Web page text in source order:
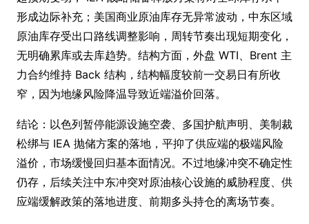
形成边际补充；美国商业原油库存无异常波动，中东区域
原油库存受出口路线调整影响，周转节奏出现短期变化，
无明确累库或去库趋势。结构方面，外盘 WTI、Brent 主
力合约维持 Back 结构，结构幅度较前一交易日有所收
窄，因为地缘风险降温导致近端溢价回落。
结论：以色列暂停能源设施空袭、多国护航声明、美制裁
松绑与 IEA 抛储方案的落地，平抑了供应端的极端风险
溢价，市场缓慢回归基本面情况。不过地缘冲突不确定性
仍存，后续关注中东冲突对原油核心设施的威胁程度、供
应端缓解政策的落地进度、前期多头持仓的离场节奏。